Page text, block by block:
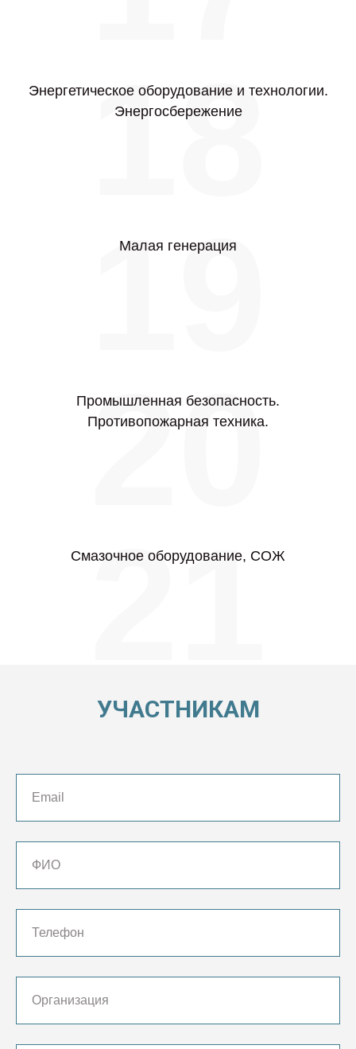
Энергетическое оборудование и технологии.
Энергосбережение
18
Малая генерация
19
Промышленная безопасность.
Противопожарная техника.
20
Смазочное оборудование, СОЖ
21
УЧАСТНИКАМ
Email
ФИО
Телефон
Организация